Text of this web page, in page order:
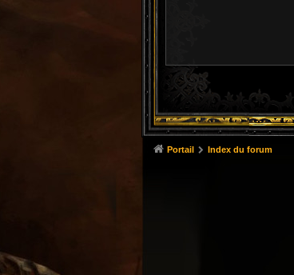
Portail Index du forum